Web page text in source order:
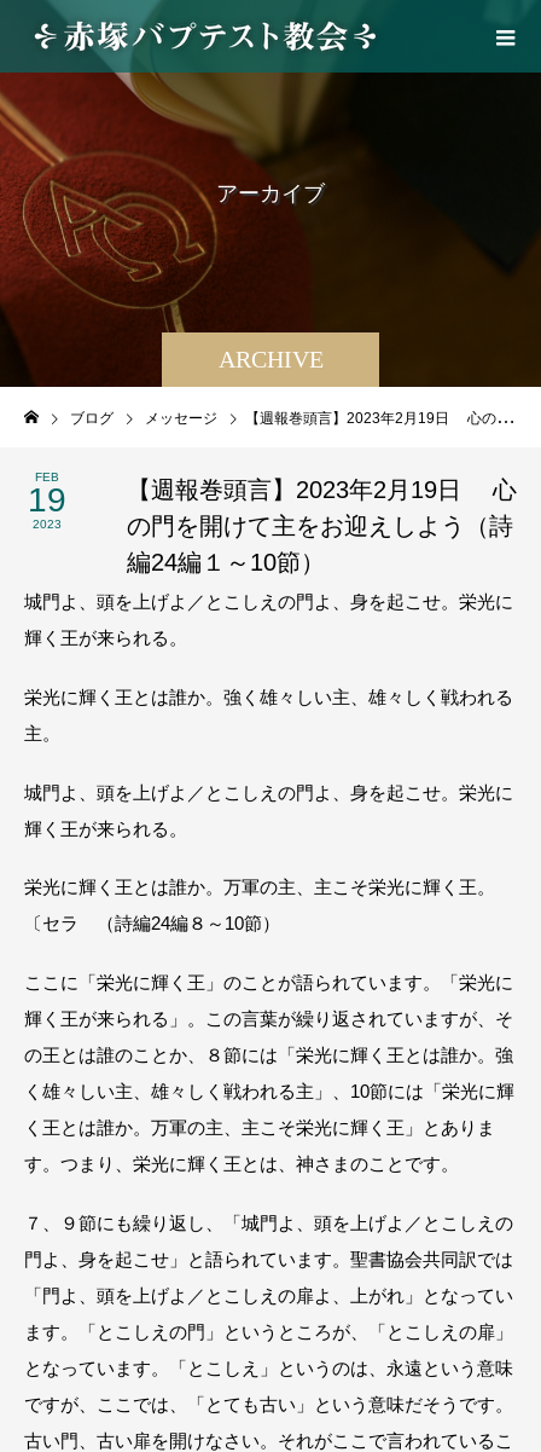
ARCHIVE
アーカイブ
ブログ メッセージ 【週報巻頭言】2023年2月19日 心の門を開けて主をお迎えしよう（詩編24編１～10節）
FEB
19
2023
【週報巻頭言】2023年2月19日 心
の門を開けて主をお迎えしよう（詩
編24編１～10節）
城門よ、頭を上げよ／とこしえの門よ、身を起こせ。栄光に
輝く王が来られる。
栄光に輝く王とは誰か。強く雄々しい主、雄々しく戦われる
主。
城門よ、頭を上げよ／とこしえの門よ、身を起こせ。栄光に
輝く王が来られる。
栄光に輝く王とは誰か。万軍の主、主こそ栄光に輝く王。
〔セラ （詩編24編８～10節）
ここに「栄光に輝く王」のことが語られています。「栄光に
輝く王が来られる」。この言葉が繰り返されていますが、そ
の王とは誰のことか、８節には「栄光に輝く王とは誰か。強
く雄々しい主、雄々しく戦われる主」、10節には「栄光に輝
く王とは誰か。万軍の主、主こそ栄光に輝く王」とありま
す。つまり、栄光に輝く王とは、神さまのことです。
７、９節にも繰り返し、「城門よ、頭を上げよ／とこしえの
門よ、身を起こせ」と語られています。聖書協会共同訳では
「門よ、頭を上げよ／とこしえの扉よ、上がれ」となってい
ます。「とこしえの門」というところが、「とこしえの扉」
となっています。「とこしえ」というのは、永遠という意味
ですが、ここでは、「とても古い」という意味だそうです。
古い門、古い扉を開けなさい。それがここで言われているこ